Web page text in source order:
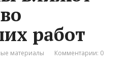
работ
материалы Комментарии: 0